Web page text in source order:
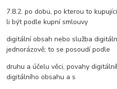
7.8.2. po dobu, po kterou to
li být podle kupní smlouvy
digitální obsah nebo služba
jednorázově; to se posoudí podle
druhu a účelu věci, povahy
digitálního obsahu a s